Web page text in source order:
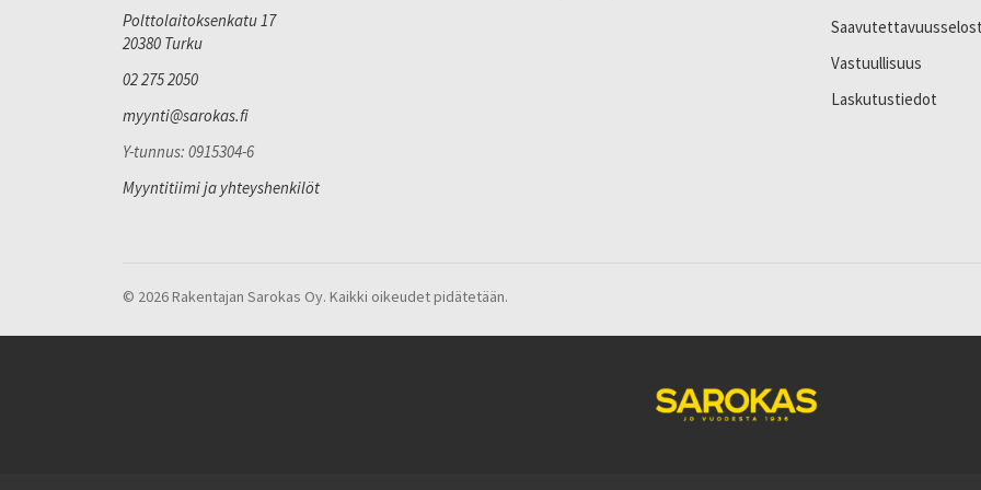
Polttolaitoksenkatu 17
20380 Turku
02 275 2050
myynti@sarokas.fi
Y-tunnus: 0915304-6
Myyntitiimi ja yhteyshenkilöt
Vastuullisuus
Laskutustiedot
© 2026 Rakentajan Sarokas Oy. Kaikki oikeudet pidätetään.